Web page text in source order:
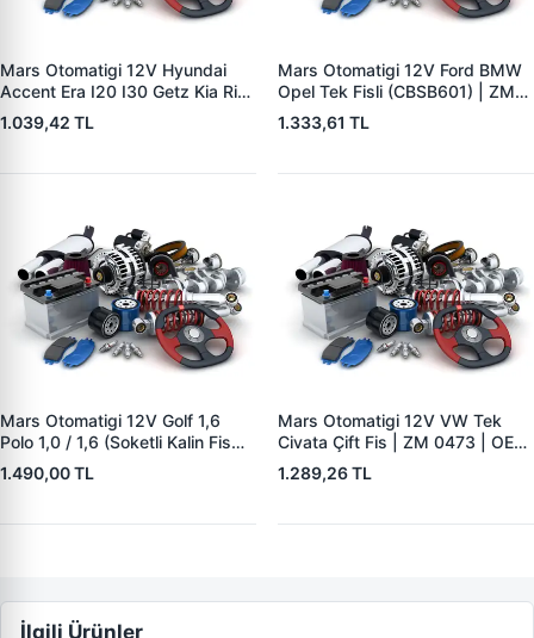
Mars Otomatigi 12V Hyundai
Accent Era I20 I30 Getz Kia Rio
Fisli Soketli | ZM 0391 | OEM
36120-2B100
1.039,42 TL
Mars Otomatigi 12V Ford BMW
Opel Tek Fisli (CBSB601) | ZM
0578 | OEM 73AB11390AA
6000901
1.333,61 TL
Mars Otomatigi 12V Golf 1,6
Polo 1,0 / 1,6 (Soketli Kalin Fis
D7E Seri) | ZM 4492 | OEM
02TA11023Q 494809
1.490,00 TL
Mars Otomatigi 12V VW Tek
Civata Çift Fis | ZM 0473 | OEM
049911287D 7161095450
0001529500
1.289,26 TL
İlgili Ürünler